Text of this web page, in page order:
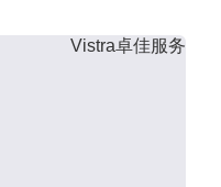
Vistra卓佳服务